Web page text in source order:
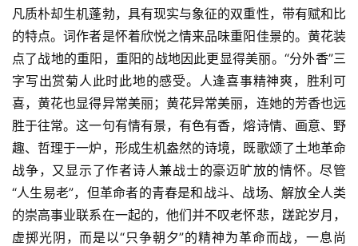
凡质朴却生机蓬勃，具有现实与象征的双重性，带有赋和比
的特点。词作者是怀着欣悦之情来品味重阳佳景的。黄花装
点了战地的重阳，重阳的战地因此更显得美丽。“分外香”三
字写出赏菊人此时此地的感受。人逢喜事精神爽，胜利可
喜，黄花也显得异常美丽；黄花异常美丽，连她的芳香也远
胜于往常。这一句有情有景，有色有香，熔诗情、画意、野
趣、哲理于一炉，形成生机盎然的诗境，既歌颂了土地革命
战争，又显示了作者诗人兼战士的豪迈旷放的情怀。尽管
“人生易老”，但革命者的青春是和战斗、战场、解放全人类
的崇高事业联系在一起的，他们并不叹老怀悲，蹉跎岁月，
虚掷光阴，而是以“只争朝夕”的精神为革命而战，一息尚